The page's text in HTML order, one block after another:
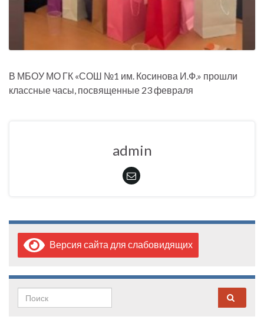
В МБОУ МО ГК «СОШ №1 им. Косинова И.Ф.» прошли
классные часы, посвященные 23 февраля
admin
Версия сайта для слабовидящих
Search for: